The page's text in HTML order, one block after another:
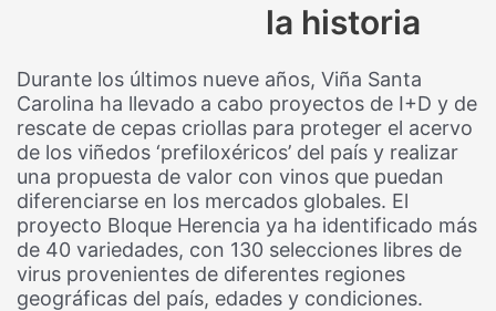
la historia
Durante los últimos nueve años, Viña Santa
Carolina ha llevado a cabo proyectos de I+D y de
rescate de cepas criollas para proteger el acervo
de los viñedos ‘prefiloxéricos’ del país y realizar
una propuesta de valor con vinos que puedan
diferenciarse en los mercados globales. El
proyecto Bloque Herencia ya ha identificado más
de 40 variedades, con 130 selecciones libres de
virus provenientes de diferentes regiones
geográficas del país, edades y condiciones.